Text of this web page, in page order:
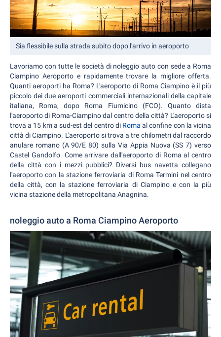
Sia flessibile sulla strada subito dopo l'arrivo in aeroporto
Lavoriamo con tutte le società di noleggio auto con sede a Roma
Ciampino Aeroporto e rapidamente trovare la migliore offerta.
Quanti aeroporti ha Roma? L'aeroporto di Roma Ciampino è il più
piccolo dei due aeroporti commerciali internazionali della capitale
italiana, Roma, dopo Roma Fiumicino (FCO). Quanto dista
l'aeroporto di Roma-Ciampino dal centro della città? L'aeroporto si
trova a 15 km a sud-est del centro di Roma al confine con la vicina
città di Ciampino. L'aeroporto si trova a tre chilometri dal raccordo
anulare romano (A 90/E 80) sulla Via Appia Nuova (SS 7) verso
Castel Gandolfo. Come arrivare dall'aeroporto di Roma al centro
della città con i mezzi pubblici? Diversi bus navetta collegano
l'aeroporto con la stazione ferroviaria di Roma Termini nel centro
della città, con la stazione ferroviaria di Ciampino e con la più
vicina stazione della metropolitana Anagnina.
noleggio auto a Roma Ciampino Aeroporto